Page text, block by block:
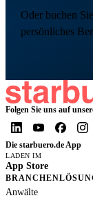
Oder buchen
persönliches
Folgen Sie uns auf
Die starbuero.de App
LADEN IM
App Store
Anwälte